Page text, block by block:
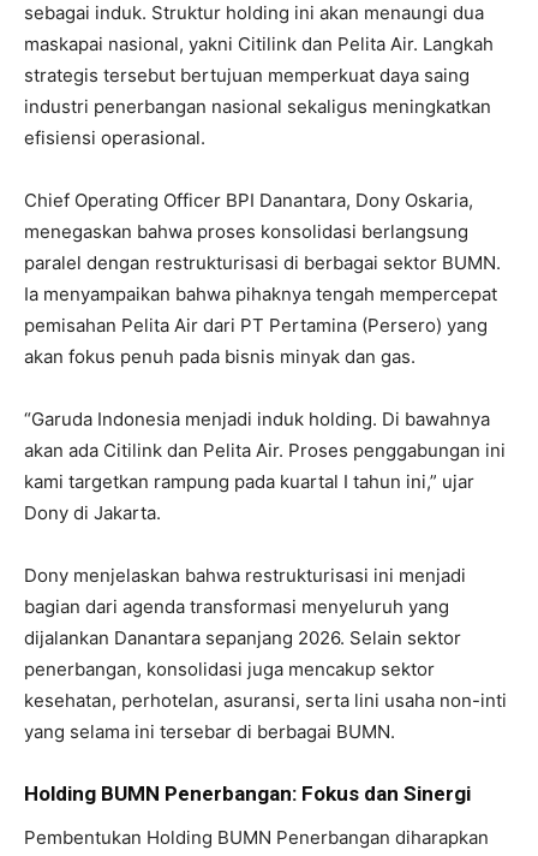
sebagai induk. Struktur holding ini akan menaungi dua
maskapai nasional, yakni Citilink dan Pelita Air. Langkah
strategis tersebut bertujuan memperkuat daya saing
industri penerbangan nasional sekaligus meningkatkan
efisiensi operasional.
Chief Operating Officer BPI Danantara, Dony Oskaria,
menegaskan bahwa proses konsolidasi berlangsung
paralel dengan restrukturisasi di berbagai sektor BUMN.
Ia menyampaikan bahwa pihaknya tengah mempercepat
pemisahan Pelita Air dari PT Pertamina (Persero) yang
akan fokus penuh pada bisnis minyak dan gas.
“Garuda Indonesia menjadi induk holding. Di bawahnya
akan ada Citilink dan Pelita Air. Proses penggabungan ini
kami targetkan rampung pada kuartal I tahun ini,” ujar
Dony di Jakarta.
Dony menjelaskan bahwa restrukturisasi ini menjadi
bagian dari agenda transformasi menyeluruh yang
dijalankan Danantara sepanjang 2026. Selain sektor
penerbangan, konsolidasi juga mencakup sektor
kesehatan, perhotelan, asuransi, serta lini usaha non-inti
yang selama ini tersebar di berbagai BUMN.
Holding BUMN Penerbangan: Fokus dan Sinergi
Pembentukan Holding BUMN Penerbangan diharapkan